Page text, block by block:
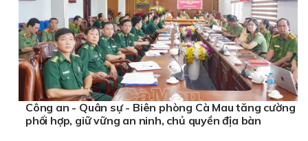
Công an - Quân sự - Biên phòng Cà Mau tăng cường
phối hợp, giữ vững an ninh, chủ quyền địa bàn